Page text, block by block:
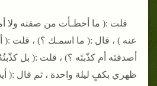
قلت :( ما أخطـأت من صفته ولا
عنه ) ، قال :( ما اسمـك ؟) ، قلت :(
أصدقتَه أم كذّبتَه ؟) ، قلت :( بل
ظهري بكفٍ ليلة واحدة ، ثم قال :(